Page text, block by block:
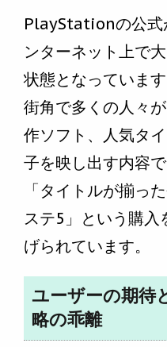
PlayStationの公式
ンターネット上で
状態となっていま
街角で多くの人々
作ソフト、人気タ
子を映し出す内容
「タイトルが揃っ
ステ5」という購入
げられています。
ユーザーの期待
略の乖離